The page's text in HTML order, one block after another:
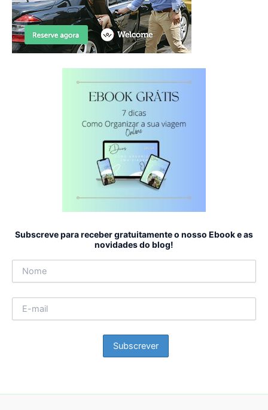
Subscreve para receber gratuitamente o nosso Ebook e as
novidades do blog!